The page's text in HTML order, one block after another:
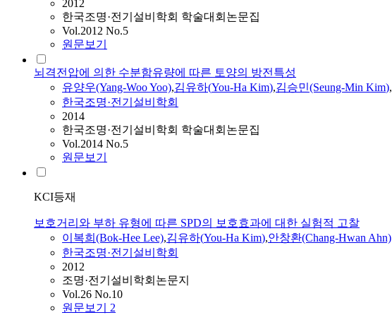
2012
한국조명·전기설비학회 학술대회논문집
Vol.2012 No.5
원문보기
뇌격전압에 의한 수분함유량에 따른 토양의 방전특성
유양우(Yang-Woo Yoo),김유하(You-Ha Kim),김승민(Seung-Min Kim),
한국조명·전기설비학회
2014
한국조명·전기설비학회 학술대회논문집
Vol.2014 No.5
원문보기
KCI등재
보호거리와 부하 유형에 따른 SPD의 보호효과에 대한 실험적 고찰
이복희(Bok-Hee Lee),김유하(You-Ha Kim),안창환(Chang-Hwan Ahn)
한국조명·전기설비학회
2012
조명·전기설비학회논문지
Vol.26 No.10
원문보기 2